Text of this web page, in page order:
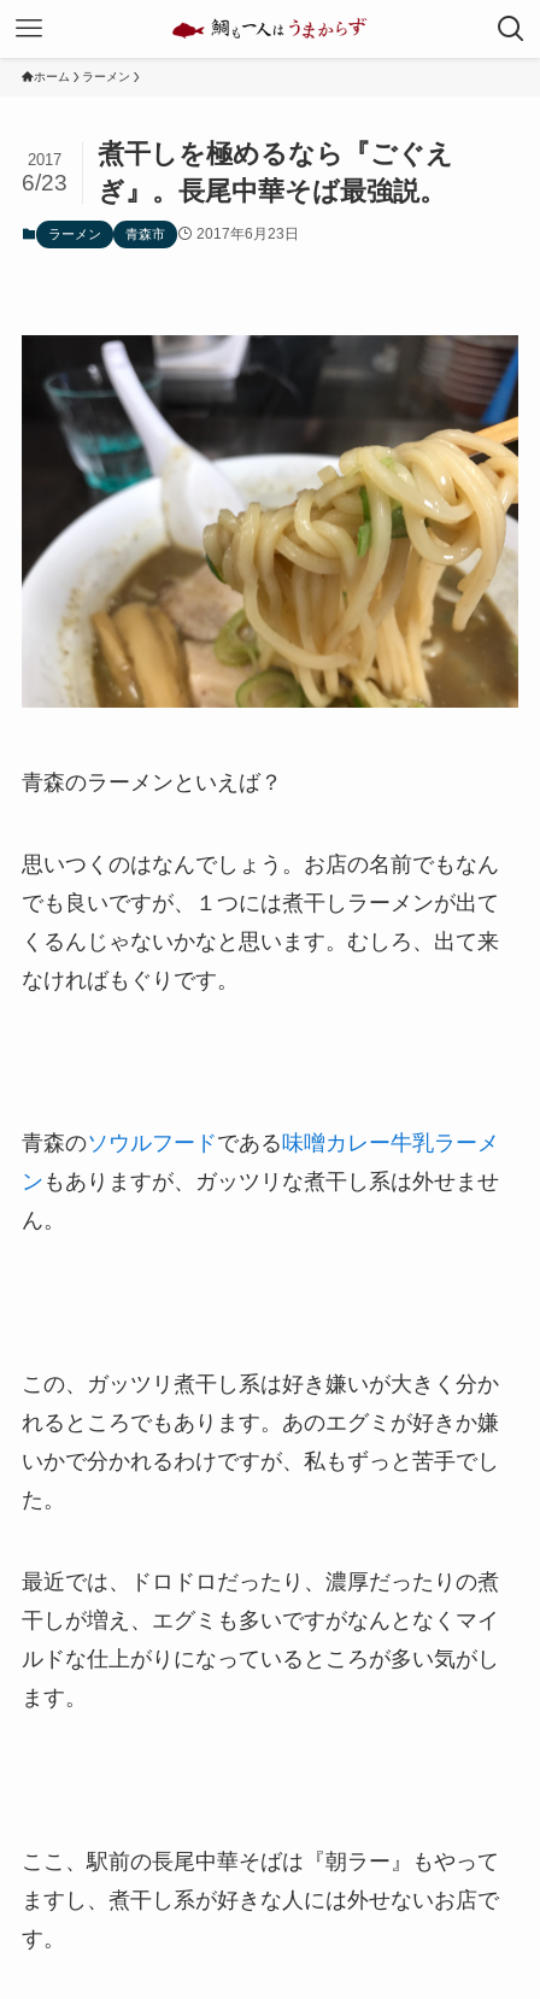
ホーム ラーメン
煮干しを極めるなら『ごぐえ
ぎ』。長尾中華そば最強説。
2017
6/23
ラーメン 青森市 2017年6月23日
青森のラーメンといえば？
思いつくのはなんでしょう。お店の名前でもなん
でも良いですが、１つには煮干しラーメンが出て
くるんじゃないかなと思います。むしろ、出て来
なければもぐりです。
青森のソウルフードである味噌カレー牛乳ラーメ
ン もありますが、ガッツリな煮干し系は外せませ
ん。
この、ガッツリ煮干し系は好き嫌いが大きく分か
れるところでもあります。あのエグミが好きか嫌
いかで分かれるわけですが、私もずっと苦手でし
た。
最近では、ドロドロだったり、濃厚だったりの煮
干しが増え、エグミも多いですがなんとなくマイ
ルドな仕上がりになっているところが多い気がし
ます。
ここ、駅前の長尾中華そばは『朝ラー』もやって
ますし、煮干し系が好きな人には外せないお店で
す。